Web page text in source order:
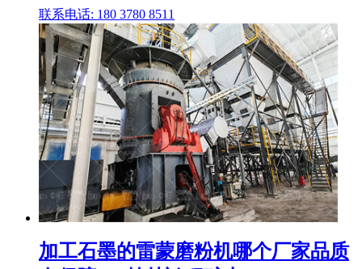
联系电话: 180 3780 8511
加工石墨的雷蒙磨粉机哪个厂家品质